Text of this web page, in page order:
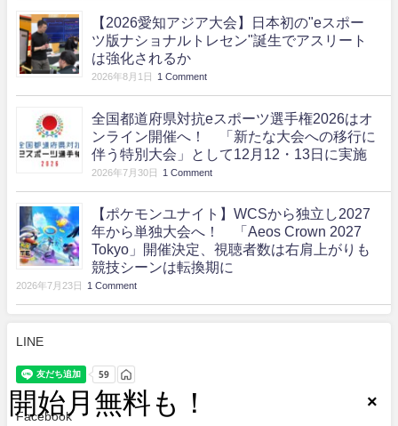
【2026愛知アジア大会】日本初の"eスポー
ツ版ナショナルトレセン"誕生でアスリート
は強化されるか
2026年8月1日 1 Comment
全国都道府県対抗eスポーツ選手権2026はオ
ンライン開催へ！ 「新たな大会への移行に
伴う特別大会」として12月12・13日に実施
2026年7月30日 1 Comment
【ポケモンユナイト】WCSから独立し2027
年から単独大会へ！ 「Aeos Crown 2027
Tokyo」開催決定、視聴者数は右肩上がりも
競技シーンは転換期に
2026年7月23日 1 Comment
LINE
Facebook